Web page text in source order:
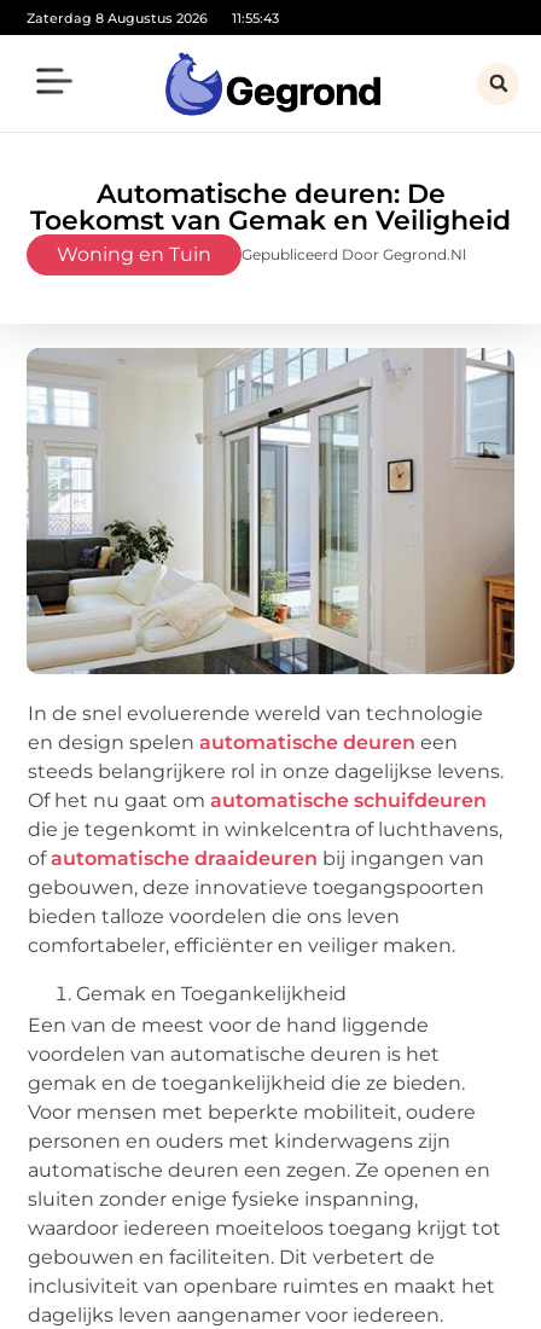
Zaterdag 8 Augustus 2026 11:55:45
Automatische deuren: De
Toekomst van Gemak en Veiligheid
Woning en Tuin Gepubliceerd Door Gegrond.nl
In de snel evoluerende wereld van technologie
en design spelenautomatische deuren een
steeds belangrijkere rol in onze dagelijkse levens.
Of het nu gaat omautomatische schuifdeuren
die je tegenkomt in winkelcentra of luchthavens,
ofautomatische draaideuren bij ingangen van
gebouwen, deze innovatieve toegangspoorten
bieden talloze voordelen die ons leven
comfortabeler, efficiënter en veiliger maken.
Gemak en Toegankelijkheid
Een van de meest voor de hand liggende
voordelen van automatische deuren is het
gemak en de toegankelijkheid die ze bieden.
Voor mensen met beperkte mobiliteit, oudere
personen en ouders met kinderwagens zijn
automatische deuren een zegen. Ze openen en
sluiten zonder enige fysieke inspanning,
waardoor iedereen moeiteloos toegang krijgt tot
gebouwen en faciliteiten. Dit verbetert de
inclusiviteit van openbare ruimtes en maakt het
dagelijks leven aangenamer voor iedereen.